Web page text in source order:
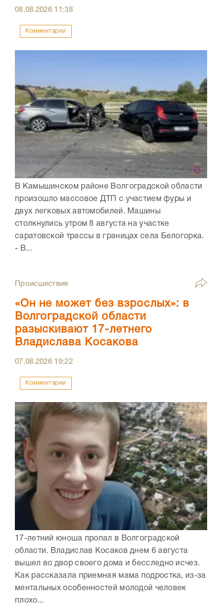
08.08.2026 11:38
Комментарии
В Камышинском районе Волгоградской области
произошло массовое ДТП с участием фуры и
двух легковых автомобилей. Машины
столкнулись утром 8 августа на участке
саратовской трассы в границах села Белогорка.
- В...
Происшествия
«Он не может без взрослых»: в
Волгоградской области
разыскивают 17-летнего
Владислава Косакова
07.08.2026 19:22
Комментарии
17-летний юноша пропал в Волгоградской
области. Владислав Косаков днем 6 августа
вышел во двор своего дома и бесследно исчез.
Как рассказала приемная мама подростка, из-за
ментальных особенностей молодой человек
плохо...